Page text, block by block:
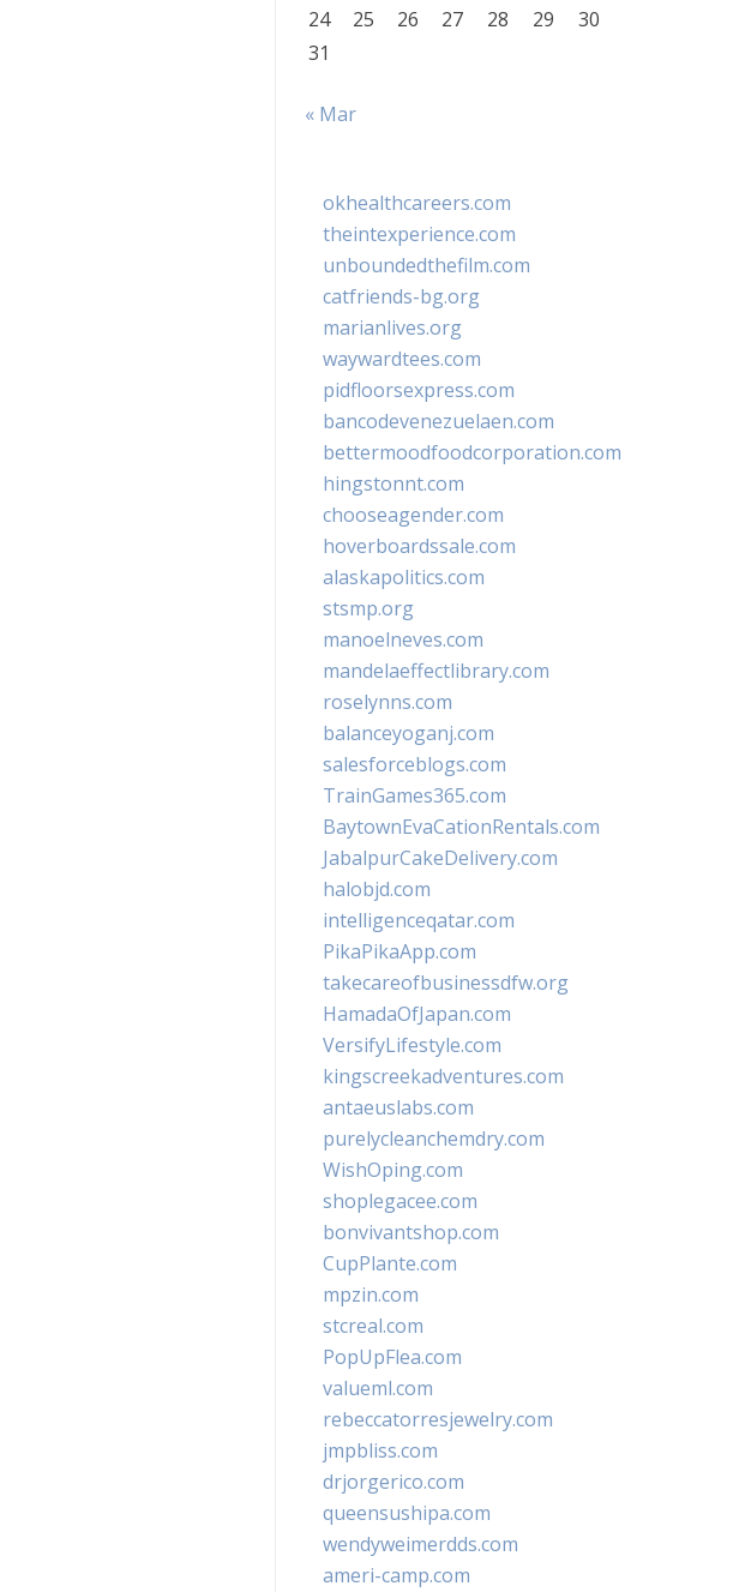
24
25 26 27 28 29
30
31
« Mar
okhealthcareers.com
theintexperience.com
unboundedthefilm.com
catfriends-bg.org
marianlives.org
waywardtees.com
pidfloorsexpress.com
bancodevenezuelaen.com
bettermoodfoodcorporation.com
hingstonnt.com
chooseagender.com
hoverboardssale.com
alaskapolitics.com
stsmp.org
manoelneves.com
mandelaeffectlibrary.com
roselynns.com
balanceyoganj.com
salesforceblogs.com
TrainGames365.com
BaytownEvaCationRentals.com
JabalpurCakeDelivery.com
halobjd.com
intelligenceqatar.com
PikaPikaApp.com
takecareofbusinessdfw.org
HamadaOfJapan.com
VersifyLifestyle.com
kingscreekadventures.com
antaeuslabs.com
purelycleanchemdry.com
WishOping.com
shoplegacee.com
bonvivantshop.com
CupPlante.com
mpzin.com
stcreal.com
PopUpFlea.com
valueml.com
rebeccatorresjewelry.com
jmpbliss.com
drjorgerico.com
queensushipa.com
wendyweimerdds.com
ameri-camp.com